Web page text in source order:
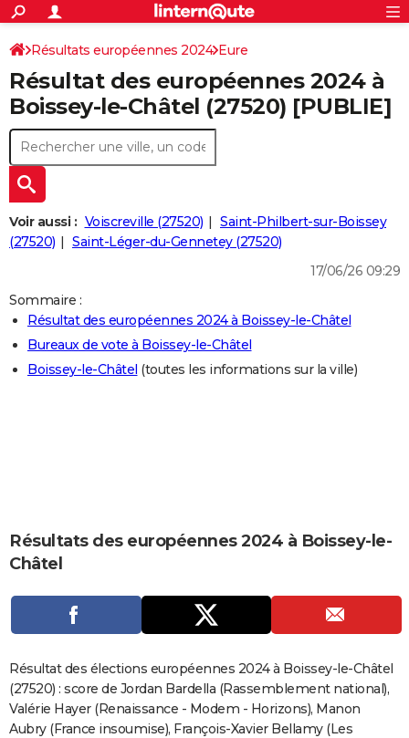
ACTUALITÉS
Politique
Société
Faits Divers
Education
Monde
Villes
+
SPORT
Coupe du monde 2026
Football
Tennis
Cyclisme
Rugby
Forum
CULTURE
Programme TV
TNT
Streaming
Cinéma
Sorties cinéma
Musique
+
FINANCE
Retraite
Impôts
Epargne
Immobilier
Risques naturels par ville
Banque
Assurance
Crédit
AUTO
Essais
Réserver un essai
Citadines
Berlines
SUV
Forum auto
+
HIGH-TECH
Mobiles
Meilleur smartphone
Internet
Ordinateurs
Jeux vidéo
Guide high-tech
+
BRICOLAGE
Guides de France
Escapades
Patrimoine
Expositions
Musées
Week-end nature
LIFESTYLE
Art de vivre
Bien-être
Loisirs
Mode
Modes de vie
CARTE DE VOEUX
Carte de Noël
Carte Bonne année
Carte Saint-Valentin
Carte Pâques
Carte d'anniversaire
Dictionnaire
Biographies
Expressions
Proverbes
PROGRAMME TV
S'inscrire
Se connecter
Lycées
Collèges
Primaires
Universités
Entreprises
Service militaire
Avis de recherche
AVIS DE DÉCÈS
FORUM
S'inscrire
Connexion
Résultats européennes 2024 Eure
Résultat des européennes 2024 à
Boissey-le-Châtel (27520) [PUBLIE]
Voir aussi : Voiscreville (27520)
Saint-Philbert-sur-Boissey
(27520)
Saint-Léger-du-Gennetey (27520)
17/06/26 09:29
Sommaire :
Résultat des européennes 2024 à Boissey-le-Châtel
Bureaux de vote à Boissey-le-Châtel
Boissey-le-Châtel (toutes les informations sur la ville)
Résultats des européennes 2024 à Boissey-le-
Châtel
Résultat des élections européennes 2024 à Boissey-le-Châtel
(27520) : score de Jordan Bardella (Rassemblement national),
Valérie Hayer (Renaissance - Modem - Horizons), Manon
Aubry (France insoumise), François-Xavier Bellamy (Les